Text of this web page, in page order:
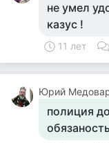
не умел
казус !
11 лет
Юрий
полиция